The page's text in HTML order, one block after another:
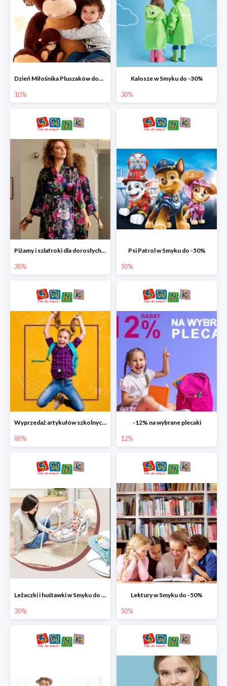
Dzień Miłośnika Pluszaków dodatkowy rabat -10%
10%
Kalosze w Smyku do -30%
30%
Piżamy i szlafroki dla dorosłych w Smyku do -30%
30%
Psi Patrol w Smyku do -50%
50%
Wyprzedaż artykułów szkolnych w Smyku do -80%
80%
-12% na wybrane plecaki
12%
Leżaczki i huśtawki w Smyku do -30%
30%
Lektury w Smyku do -50%
50%